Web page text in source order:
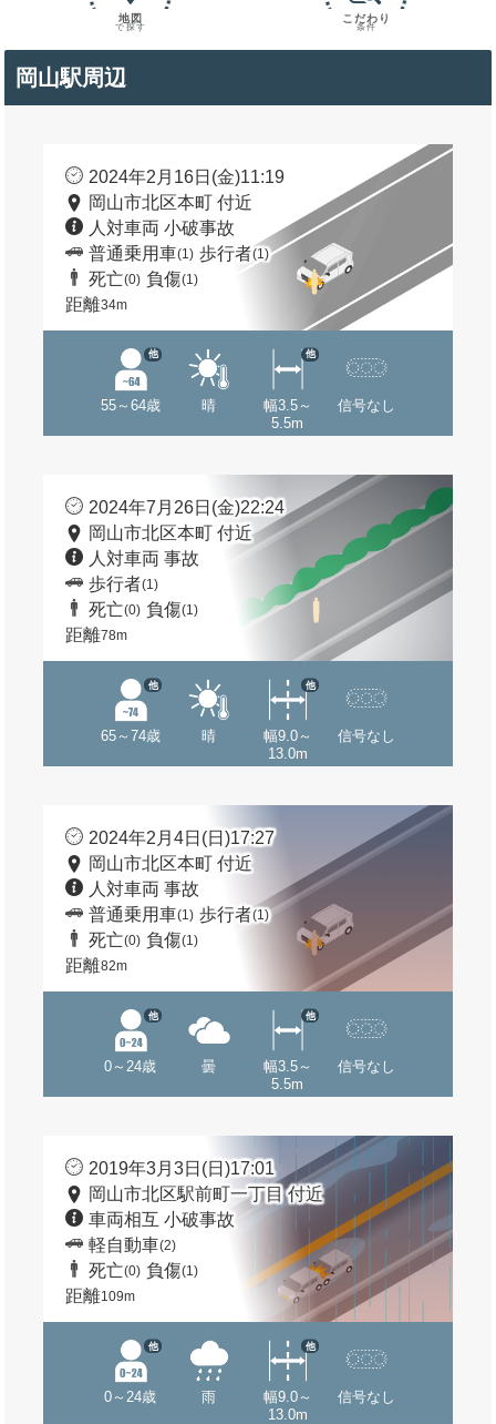
地図
で探す
こだわり
条件
岡山駅周辺
2024年2月16日(金)11:19
岡山市北区本町 付近
人対車両 小破事故
普通乗用車(1) 歩行者(1)
死亡(0) 負傷(1)
距離34m
55～64歳
他
晴
幅3.5～
5.5m
他
信号なし
2024年7月26日(金)22:24
岡山市北区本町 付近
人対車両 事故
歩行者(1)
死亡(0) 負傷(1)
距離78m
65～74歳
他
晴
幅9.0～
13.0m
他
信号なし
2024年2月4日(日)17:27
岡山市北区本町 付近
人対車両 事故
普通乗用車(1) 歩行者(1)
死亡(0) 負傷(1)
距離82m
0～24歳
他
曇
幅3.5～
5.5m
他
信号なし
2019年3月3日(日)17:01
岡山市北区駅前町一丁目 付近
車両相互 小破事故
軽自動車(2)
死亡(0) 負傷(1)
距離109m
0～24歳
他
雨
幅9.0～
13.0m
他
信号なし